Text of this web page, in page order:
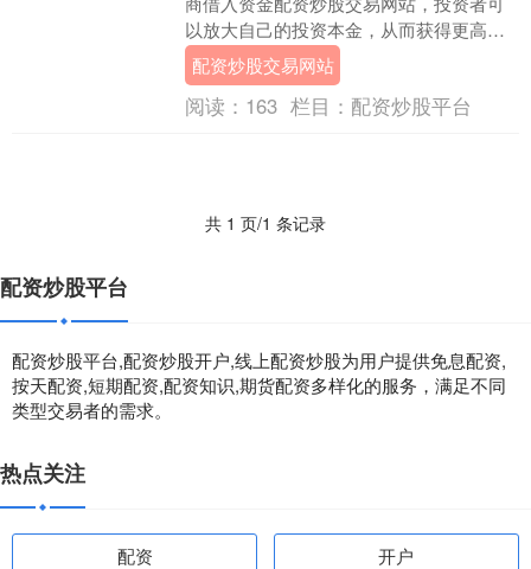
以放大自己的投资本金，从而获得更高的
收益。与传统炒股相比，炒股配资具有以
下优势： 1.选....
配资炒股交易网站
阅读： 163 栏目： 配资炒股平台
共 1 页/1 条记录
配资炒股平台
配资炒股平台,配资炒股开户,线上配资炒股为用户提供免息配资,
按天配资,短期配资,配资知识,期货配资多样化的服务，满足不同
类型交易者的需求。
热点关注
配资 开户